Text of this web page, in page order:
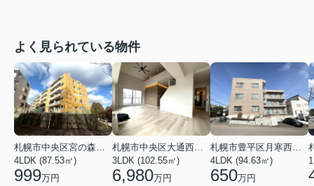
よく見られている物件
札幌市中央区宮の森一条１６丁目
4LDK (87.53㎡)
999万円
札幌市中央区大通西１６丁目
3LDK (102.55㎡)
6,980万円
札幌市豊平区月寒西三条６丁目
4LDK (94.63㎡)
650万円